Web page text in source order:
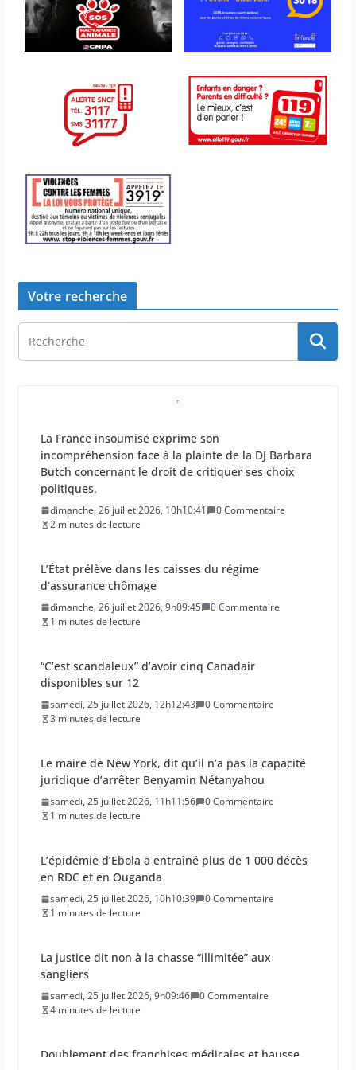
Votre recherche
La France insoumise exprime son
incompréhension face à la plainte de la DJ Barbara
Butch concernant le droit de critiquer ses choix
politiques.
dimanche, 26 juillet 2026, 10h10:41
0 Commentaire
2 minutes de lecture
L’État prélève dans les caisses du régime
d’assurance chômage
dimanche, 26 juillet 2026, 9h09:45
0 Commentaire
1 minutes de lecture
“C’est scandaleux” d’avoir cinq Canadair
disponibles sur 12
samedi, 25 juillet 2026, 12h12:43
0 Commentaire
3 minutes de lecture
Le maire de New York, dit qu’il n’a pas la capacité
juridique d’arrêter Benyamin Nétanyahou
samedi, 25 juillet 2026, 11h11:56
0 Commentaire
1 minutes de lecture
L’épidémie d’Ebola a entraîné plus de 1 000 décès
en RDC et en Ouganda
samedi, 25 juillet 2026, 10h10:39
0 Commentaire
1 minutes de lecture
La justice dit non à la chasse “illimitée” aux
sangliers
samedi, 25 juillet 2026, 9h09:46
0 Commentaire
4 minutes de lecture
Doublement des franchises médicales et hausse